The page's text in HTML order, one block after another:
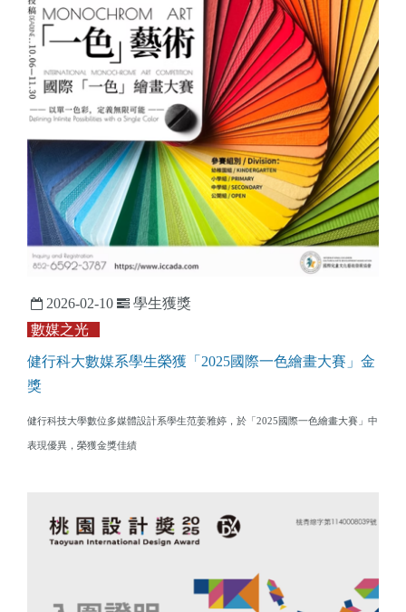
2026-02-10
學生獲獎
數媒之光
健行科大數媒系學生榮獲「2025國際一色繪畫大賽」金
獎
健行科技大學數位多媒體設計系學生范姜雅婷，於「2025國際一色繪畫大賽」中
表現優異，榮獲金獎佳績